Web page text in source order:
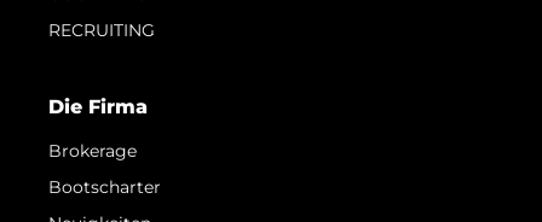
RECRUITING
Die Firma
Brokerage
Bootscharter